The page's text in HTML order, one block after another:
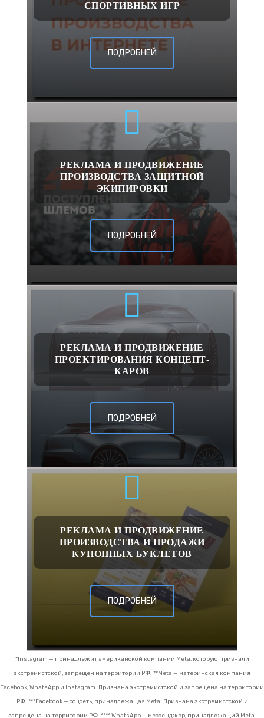
СПОРТИВНЫХ ИГР
ПОДРОБНЕЙ
РЕКЛАМА И ПРОДВИЖЕНИЕ
ПРОИЗВОДСТВА ЗАЩИТНОЙ
ЭКИПИРОВКИ
ПОДРОБНЕЙ
РЕКЛАМА И ПРОДВИЖЕНИЕ
ПРОЕКТИРОВАНИЯ КОНЦЕПТ-
КАРОВ
ПОДРОБНЕЙ
РЕКЛАМА И ПРОДВИЖЕНИЕ
ПРОИЗВОДСТВА И ПРОДАЖИ
КУПОННЫХ БУКЛЕТОВ
ПОДРОБНЕЙ
*Instagram — принадлежит американской компании Meta, которую признали
экстремистской, запрещён на территории РФ. **Meta — материнская компания
Facebook, WhatsApp и Instagram. Признана экстремистской и запрещена на территории
РФ. ***Facebook — соцсеть, принадлежащая Meta. Признана экстремистской и
запрещена на территории РФ. **** WhatsApp — мессенджер, принадлежащий Meta.